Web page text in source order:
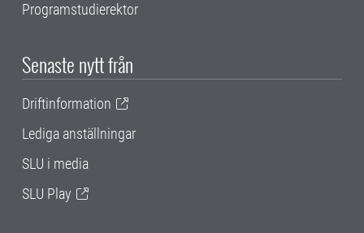
Programstudierektor
Senaste nytt från
Driftinformation
Lediga anställningar
SLU i media
SLU Play